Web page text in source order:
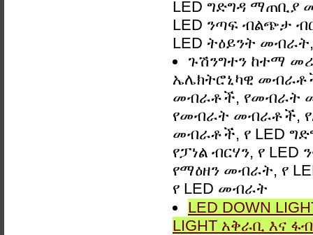
LED ግድግዳ ማጠቢያ
LED ንጣፍ ብልጭታ
LED ትዕይንት መብራት,
ጉሽንግተን ከተማ መሪ
ኤሌክትሮኒካዊ
መብራቶች, የመብራት
የመብራት መብራቶች,
መብራቶች, የ LED
የፓነል ብርሃን, የ LED
የማዕዘን መብራት, የ
የ LED መብራት
LED DOWN
LIGHT አቅራቢ እና